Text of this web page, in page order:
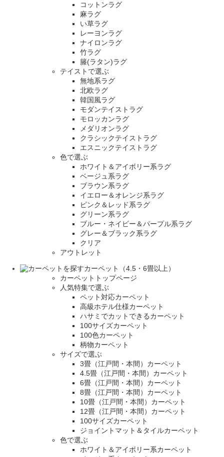
コットンラグ
麻ラグ
い草ラグ
レーヨンラグ
ナイロンラグ
竹ラグ
籐(ラタン)ラグ
テイストで選ぶ
無地系ラグ
北欧ラグ
韓国風ラグ
モダンテイストラグ
モロッカンラグ
メダリオンラグ
クラシックテイストラグ
エスニックテイストラグ
色で選ぶ
ホワイト＆アイボリー系ラグ
ベージュ系ラグ
ブラウン系ラグ
イエロー＆オレンジ系ラグ
ピンク＆レッド系ラグ
グリーン系ラグ
ブルー・ネイビー＆パープル系ラグ
グレー＆ブラック系ラグ
クリア
アウトレット
カーペット（4.5・6畳以上）
カーペットトップページ
人気特集で選ぶ
ペット対応カーペット
高級ホテル仕様カーペット
ハサミでカットできるカーペット
100サイズカーペット
100色カーペット
柄物カーペット
サイズで選ぶ
3畳（江戸間・本間）カーペット
4.5畳（江戸間・本間）カーペット
6畳（江戸間・本間）カーペット
8畳（江戸間・本間）カーペット
10畳（江戸間・本間）カーペット
12畳（江戸間・本間）カーペット
100サイズカーペット
ジョイントマット＆タイルカーペット
色で選ぶ
ホワイト＆アイボリー系カーペット